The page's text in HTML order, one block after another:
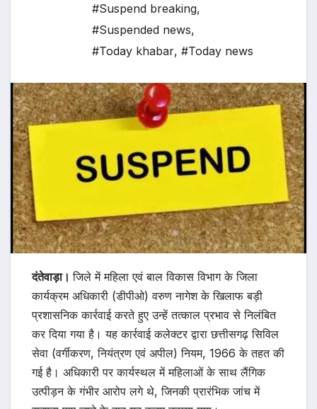
#Suspend breaking,
#Suspended news,
#Today khabar, #Today news
दंतेवाड़ा।जिले में महिला एवं बाल विकास विभाग के जिला
कार्यक्रम अधिकारी (डीपीओ) वरुण नागेश के खिलाफ बड़ी
प्रशासनिक कार्रवाई करते हुए उन्हें तत्काल प्रभाव से निलंबित
कर दिया गया है। यह कार्रवाई कलेक्टर द्वारा छत्तीसगढ़ सिविल
सेवा (वर्गीकरण, नियंत्रण एवं अपील) नियम, 1966 के तहत की
गई है। अधिकारी पर कार्यस्थल में महिलाओं के साथ लैंगिक
उत्पीड़न के गंभीर आरोप लगे थे, जिनकी प्रारंभिक जांच में